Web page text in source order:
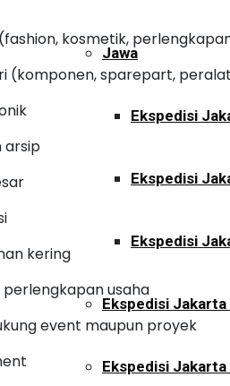
Jawa
Ekspedisi
Ekspedisi
Ekspedisi
Ekspedisi Jakarta
Ekspedisi Jakarta
kosmetik,
(komponen, sparepart,
arsip
kering
perlengkapan usaha
event maupun proyek